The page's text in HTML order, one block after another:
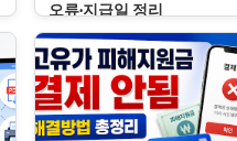
오류·지급일 정리